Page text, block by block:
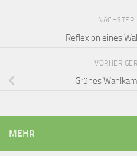
NÄCHSTER
Reflexion eines
Grünes
MEHR